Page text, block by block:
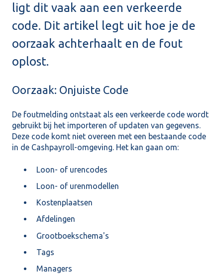
ligt dit vaak aan een verkeerde
code. Dit artikel legt uit hoe je de
oorzaak achterhaalt en de fout
oplost.
Oorzaak: Onjuiste Code
De foutmelding ontstaat als een verkeerde code wordt
gebruikt bij het importeren of updaten van gegevens.
Deze code komt niet overeen met een bestaande code
in de Cashpayroll-omgeving. Het kan gaan om:
Loon- of urencodes
Loon- of urenmodellen
Kostenplaatsen
Afdelingen
Grootboekschema's
Tags
Managers